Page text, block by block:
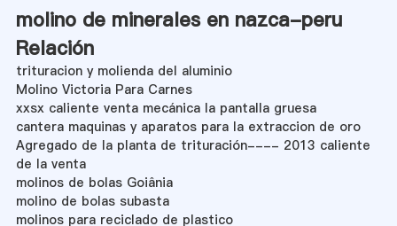
molino de minerales en nazca-peru
Relación
trituracion y molienda del aluminio
Molino Victoria Para Carnes
xxsx caliente venta mecánica la pantalla gruesa
cantera maquinas y aparatos para la extraccion de oro
Agregado de la planta de trituración---- 2013 caliente
de la venta
molinos de bolas Goiânia
molino de bolas subasta
molinos para reciclado de plastico